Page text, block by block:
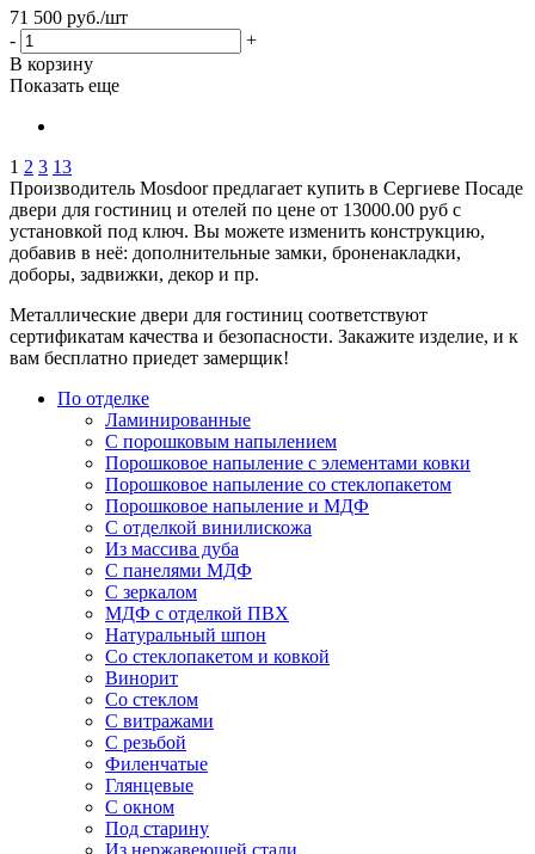
71 500 руб./шт
-
+
В корзину
Показать еще
1 2 3 13
Производитель Mosdoor предлагает купить в Сергиеве Посаде
двери для гостиниц и отелей по цене от 13000.00 руб с
установкой под ключ. Вы можете изменить конструкцию,
добавив в неё: дополнительные замки, броненакладки,
доборы, задвижки, декор и пр.
Металлические двери для гостиниц соответствуют
сертификатам качества и безопасности. Закажите изделие, и к
вам бесплатно приедет замерщик!
По отделке
Ламинированные
С порошковым напылением
Порошковое напыление с элементами ковки
Порошковое напыление со стеклопакетом
Порошковое напыление и МДФ
С отделкой винилискожа
Из массива дуба
С панелями МДФ
С зеркалом
МДФ с отделкой ПВХ
Натуральный шпон
Со стеклопакетом и ковкой
Винорит
Со стеклом
С витражами
С резьбой
Филенчатые
Глянцевые
С окном
Под старину
Из нержавеющей стали